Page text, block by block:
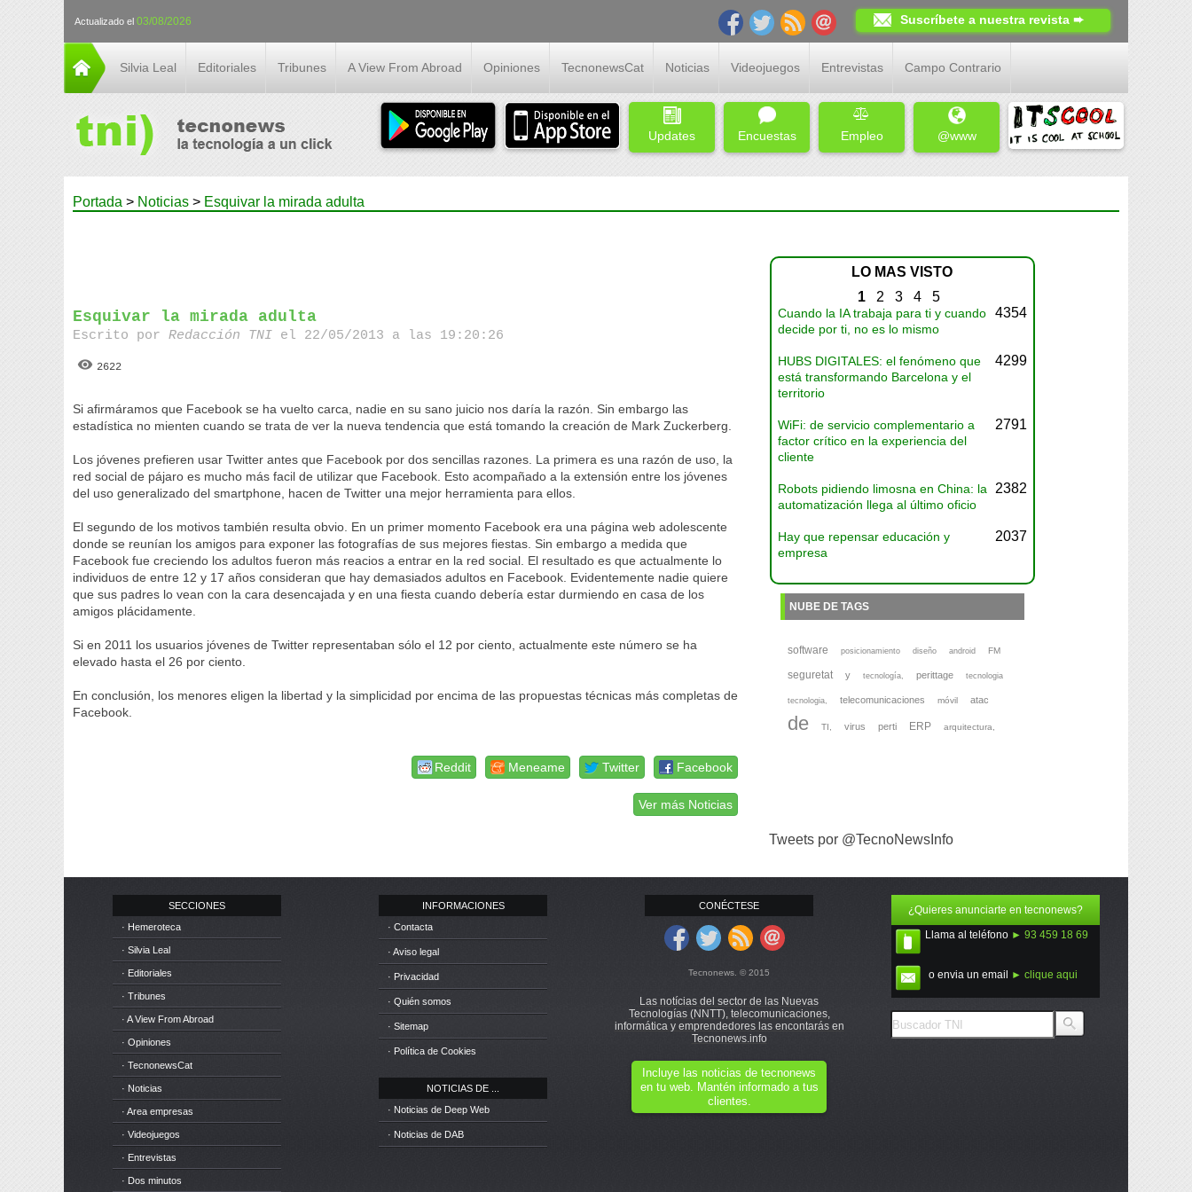
Actualizado el 03/08/2026 Suscríbete a nuestra revista ➨
Silvia Leal Editoriales Tribunes A View From Abroad Opiniones TecnonewsCat Noticias Videojuegos Entrevistas Campo Contrario
Updates Encuestas Empleo @www
Portada > Noticias > Esquivar la mirada adulta
Esquivar la mirada adulta
Escrito porRedacción TNI el 22/05/2013 a las 19:20:26
2622
Si afirmáramos que Facebook se ha vuelto carca, nadie en su sano juicio nos daría la razón. Sin embargo las
estadística no mienten cuando se trata de ver la nueva tendencia que está tomando la creación de Mark Zuckerberg.
Los jóvenes prefieren usar Twitter antes que Facebook por dos sencillas razones. La primera es una razón de uso, la
red social de pájaro es mucho más facil de utilizar que Facebook. Esto acompañado a la extensión entre los jóvenes
del uso generalizado del smartphone, hacen de Twitter una mejor herramienta para ellos.
El segundo de los motivos también resulta obvio. En un primer momento Facebook era una página web adolescente
donde se reunían los amigos para exponer las fotografías de sus mejores fiestas. Sin embargo a medida que
Facebook fue creciendo los adultos fueron más reacios a entrar en la red social. El resultado es que actualmente lo
individuos de entre 12 y 17 años consideran que hay demasiados adultos en Facebook. Evidentemente nadie quiere
que sus padres lo vean con la cara desencajada y en una fiesta cuando debería estar durmiendo en casa de los
amigos plácidamente.
Si en 2011 los usuarios jóvenes de Twitter representaban sólo el 12 por ciento, actualmente este número se ha
elevado hasta el 26 por ciento.
En conclusión, los menores eligen la libertad y la simplicidad por encima de las propuestas técnicas más completas de
Facebook.
Facebook
Twitter
Meneame
Reddit
Ver más Noticias
LO MAS VISTO
1 2 3 4 5
Cuando la IA trabaja para ti y cuando
decide por ti, no es lo mismo
4354
HUBS DIGITALES: el fenómeno que
está transformando Barcelona y el
territorio
4299
WiFi: de servicio complementario a
factor crítico en la experiencia del
cliente
2791
Robots pidiendo limosna en China: la
automatización llega al último oficio
2382
Hay que repensar educación y
empresa
2037
NUBE DE TAGS
software posicionamiento diseño android FM
seguretat y tecnología, perittage tecnologia
tecnologia, telecomunicaciones móvil atac
de TI, virus perti ERP arquitectura,
Tweets por @TecnoNewsInfo
SECCIONES
· Hemeroteca
· Silvia Leal
· Editoriales
· Tribunes
· A View From Abroad
· Opiniones
· TecnonewsCat
· Noticias
· Area empresas
· Videojuegos
· Entrevistas
· Dos minutos
INFORMACIONES
· Contacta
· Aviso legal
· Privacidad
· Quién somos
· Sitemap
· Política de Cookies
NOTICIAS DE ...
· Noticias de Deep Web
· Noticias de DAB
CONÉCTESE
Tecnonews. © 2015
Las notícias del sector de las Nuevas
Tecnologías (NNTT), telecomunicaciones,
informática y emprendedores las encontarás en
Tecnonews.info
Incluye las noticias de tecnonews
en tu web. Mantén informado a tus
clientes.
¿Quieres anunciarte en tecnonews?
Llama al teléfono ► 93 459 18 69
o envia un email ► clique aqui